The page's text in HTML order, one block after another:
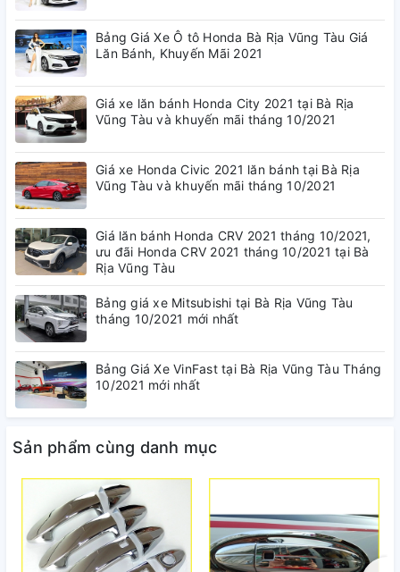
Bảng Giá Xe Ô tô Honda Bà Rịa Vũng Tàu Giá
Lăn Bánh, Khuyến Mãi 2021
Giá xe lăn bánh Honda City 2021 tại Bà Rịa
Vũng Tàu và khuyến mãi tháng 10/2021
Giá xe Honda Civic 2021 lăn bánh tại Bà Rịa
Vũng Tàu và khuyến mãi tháng 10/2021
Giá lăn bánh Honda CRV 2021 tháng 10/2021,
ưu đãi Honda CRV 2021 tháng 10/2021 tại Bà
Rịa Vũng Tàu
Bảng giá xe Mitsubishi tại Bà Rịa Vũng Tàu
tháng 10/2021 mới nhất
Bảng Giá Xe VinFast tại Bà Rịa Vũng Tàu Tháng
10/2021 mới nhất
Sản phẩm cùng danh mục